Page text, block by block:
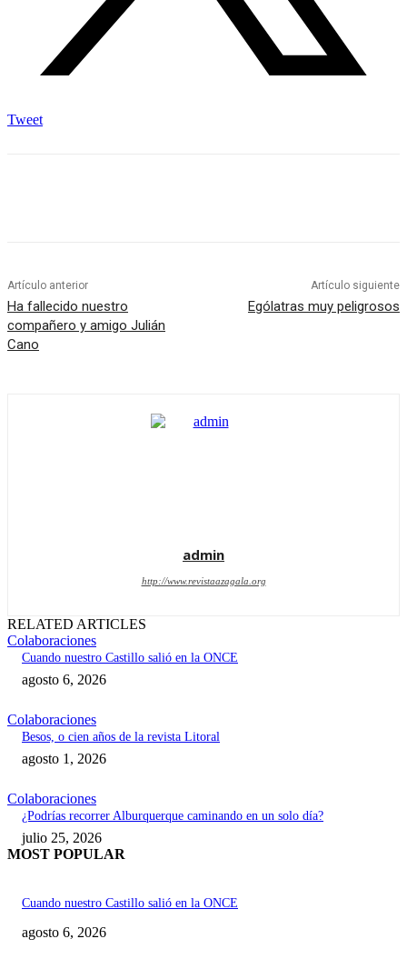
Tweet
Artículo anterior
Ha fallecido nuestro
compañero y amigo Julián
Cano
Artículo siguiente
Ególatras muy peligrosos
admin
http://www.revistaazagala.org
RELATED ARTICLES
Colaboraciones
Cuando nuestro Castillo salió en la ONCE
agosto 6, 2026
Colaboraciones
Besos, o cien años de la revista Litoral
agosto 1, 2026
Colaboraciones
¿Podrías recorrer Alburquerque caminando en un solo día?
julio 25, 2026
MOST POPULAR
Cuando nuestro Castillo salió en la ONCE
agosto 6, 2026